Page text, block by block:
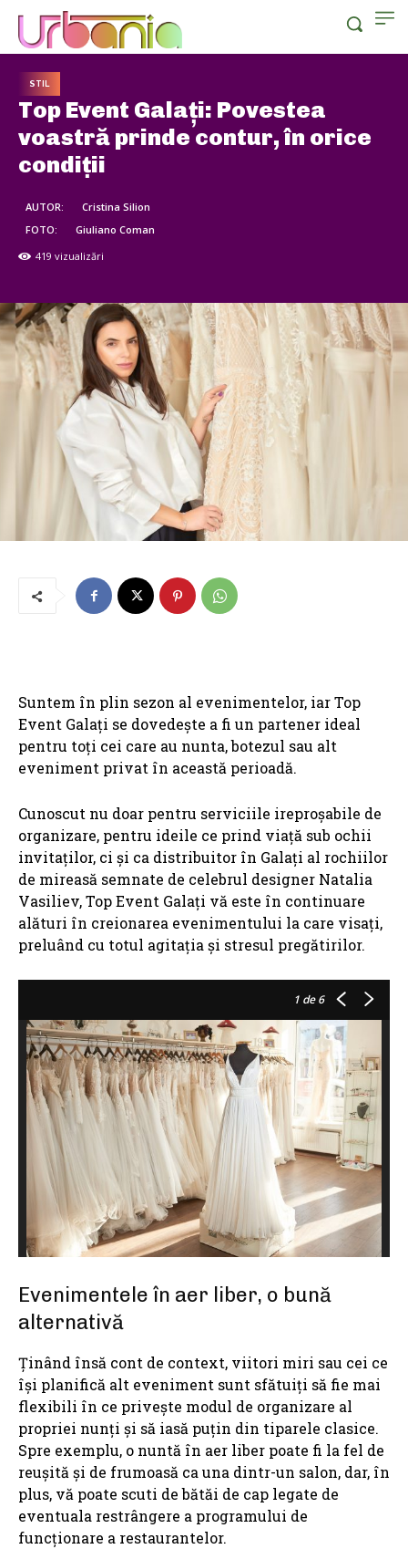
STIL
Top Event Galați: Povestea
voastră prinde contur, în orice
condiții
AUTOR:
Cristina Silion
FOTO:
Giuliano Coman
419 vizualizări
Suntem în plin sezon al evenimentelor, iar Top
Event Galați se dovedește a fi un partener ideal
pentru toți cei care au nunta, botezul sau alt
eveniment privat în această perioadă.
Cunoscut nu doar pentru serviciile ireproșabile de
organizare, pentru ideile ce prind viață sub ochii
invitaților, ci și ca distribuitor în Galați al rochiilor
de mireasă semnate de celebrul designer Natalia
Vasiliev, Top Event Galați vă este în continuare
alături în creionarea evenimentului la care visați,
preluând cu totul agitația și stresul pregătirilor.
1 de 6
Evenimentele în aer liber, o bună
alternativă
Ţinând însă cont de context, viitori miri sau cei ce
își planifică alt eveniment sunt sfătuiți să fie mai
flexibili în ce privește modul de organizare al
propriei nunți și să iasă puțin din tiparele clasice.
Spre exemplu, o nuntă în aer liber poate fi la fel de
reușită și de frumoasă ca una dintr-un salon, dar, în
plus, vă poate scuti de bătăi de cap legate de
eventuala restrângere a programului de
funcționare a restaurantelor.